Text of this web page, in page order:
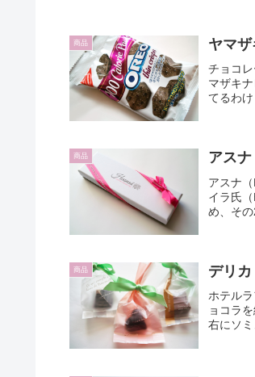
商品 ヤマ
チョコ
マザキ
てるわ
商品 アス
アスナ
イラ氏
め、そ
商品 デリ
ホテル
ョコラ
右にソ